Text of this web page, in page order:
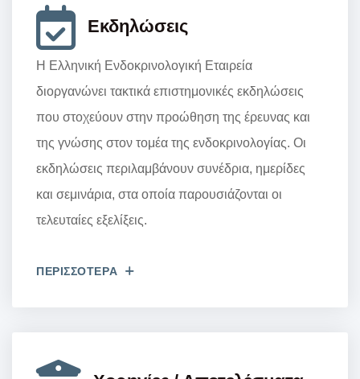
Εκδηλώσεις
Η Ελληνική Ενδοκρινολογική Εταιρεία
διοργανώνει τακτικά επιστημονικές εκδηλώσεις
που στοχεύουν στην προώθηση της έρευνας και
της γνώσης στον τομέα της ενδοκρινολογίας. Οι
εκδηλώσεις περιλαμβάνουν συνέδρια, ημερίδες
και σεμινάρια, στα οποία παρουσιάζονται οι
τελευταίες εξελίξεις.
ΠΕΡΙΣΣΟΤΕΡΑ